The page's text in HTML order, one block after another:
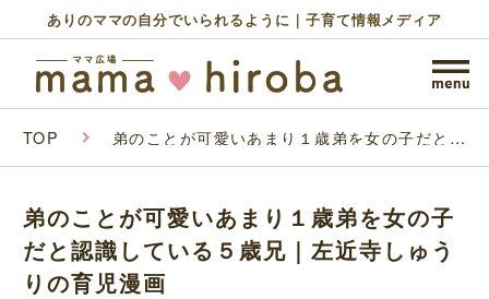
ありのママの自分でいられるように｜子育て情報メディア
TOP 弟のことが可愛いあまり１歳弟を女の子だと認
弟のことが可愛いあまり１歳弟を女の子
だと認識している５歳兄｜左近寺しゅう
りの育児漫画